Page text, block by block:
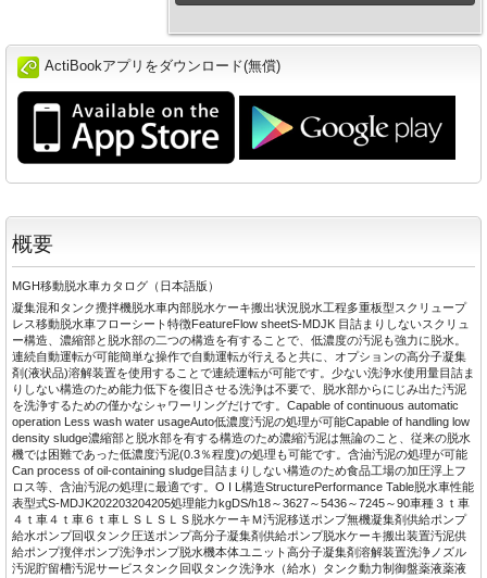
ActiBookアプリをダウンロード(無償)
概要
MGH移動脱水車カタログ（日本語版）
凝集混和タンク攪拌機脱水車内部脱水ケーキ搬出状況脱水工程多重板型スクリュープ
レス移動脱水車フローシート特徴FeatureFlow sheetS-MDJK 目詰まりしないスクリュ
ー構造、濃縮部と脱水部の二つの構造を有することで、低濃度の汚泥も強力に脱水。
連続自動運転が可能簡単な操作で自動運転が行えると共に、オプションの高分子凝集
剤(液状品)溶解装置を使用することで連続運転が可能です。少ない洗浄水使用量目詰ま
りしない構造のため能力低下を復旧させる洗浄は不要で、脱水部からにじみ出た汚泥
を洗浄するための僅かなシャワーリングだけです。Capable of continuous automatic
operation Less wash water usageAuto低濃度汚泥の処理が可能Capable of handling low
density sludge濃縮部と脱水部を有する構造のため濃縮汚泥は無論のこと、従来の脱水
機では困難であった低濃度汚泥(0.3％程度)の処理も可能です。含油汚泥の処理が可能
Can process of oil-containing sludge目詰まりしない構造のため食品工場の加圧浮上フ
ロス等、含油汚泥の処理に最適です。O I L構造StructurePerformance Table脱水車性能
表型式S-MDJK202203204205処理能力kgDS/h18～3627～5436～7245～90車種３ｔ車
４ｔ車４ｔ車６ｔ車ＬＳＬＳＬＳ脱水ケーキＭ汚泥移送ポンプ無機凝集剤供給ポンプ
給水ポンプ回収タンク圧送ポンプ高分子凝集剤供給ポンプ脱水ケーキ搬出装置汚泥供
給ポンプ撹伴ポンプ洗浄ポンプ脱水機本体ユニット高分子凝集剤溶解装置洗浄ノズル
汚泥貯留槽汚泥サービスタンク回収タンク洗浄水（給水）タンク動力制御盤薬液薬液